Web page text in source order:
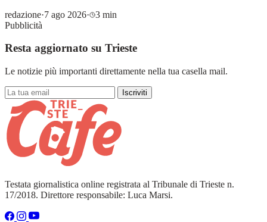
redazione·7 ago 2026·
3 min
Pubblicità
Resta aggiornato su Trieste
Le notizie più importanti direttamente nella tua casella mail.
Iscriviti
Testata giornalistica online registrata al Tribunale di Trieste n.
17/2018. Direttore responsabile: Luca Marsi.